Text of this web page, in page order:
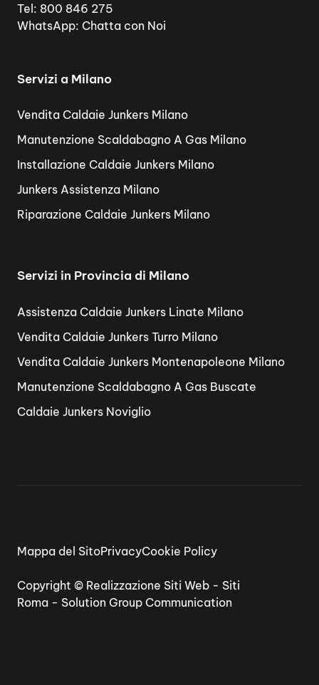
Tel: 800 846 275
WhatsApp: Chatta con Noi
Servizi a Milano
Vendita Caldaie Junkers Milano
Manutenzione Scaldabagno A Gas Milano
Installazione Caldaie Junkers Milano
Junkers Assistenza Milano
Riparazione Caldaie Junkers Milano
Servizi in Provincia di Milano
Assistenza Caldaie Junkers Linate Milano
Vendita Caldaie Junkers Turro Milano
Vendita Caldaie Junkers Montenapoleone Milano
Manutenzione Scaldabagno A Gas Buscate
Caldaie Junkers Noviglio
Copyright © Realizzazione Siti Web - Siti
Roma - Solution Group Communication
Mappa del SitoPrivacyCookie Policy